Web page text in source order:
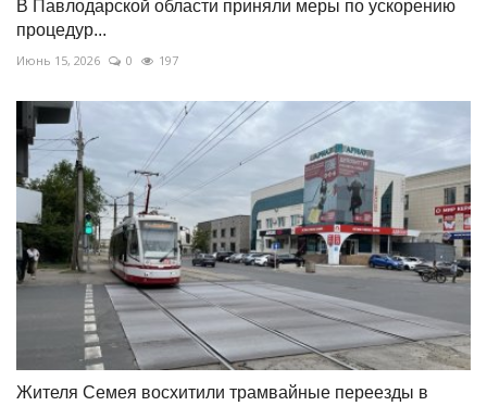
В Павлодарской области приняли меры по ускорению
процедур...
Июнь 15, 2026 0 197
Жителя Семея восхитили трамвайные переезды в